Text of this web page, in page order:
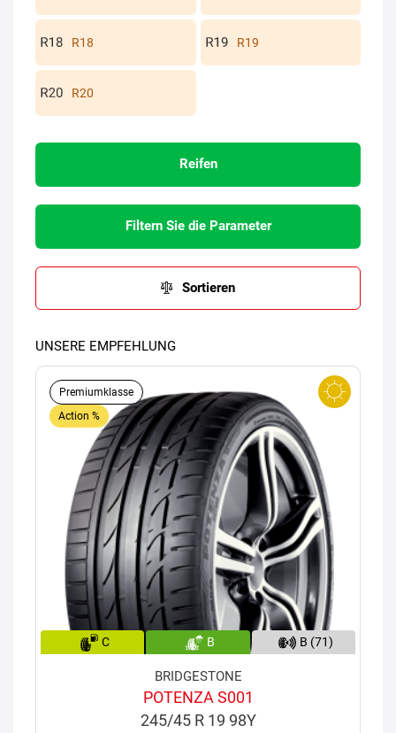
R18 R19
R20
Reifen
Filtern Sie die Parameter
Sortieren
UNSERE EMPFEHLUNG
Premiumklasse
Action %
C B B (71)
BRIDGESTONE
POTENZA S001
245/45 R 19 98Y